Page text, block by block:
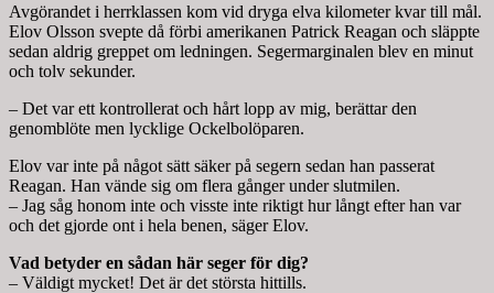
Avgörandet i herrklassen kom vid dryga elva kilometer kvar till mål.
Elov Olsson svepte då förbi amerikanen Patrick Reagan och släppte
sedan aldrig greppet om ledningen. Segermarginalen blev en minut
och tolv sekunder.
– Det var ett kontrollerat och hårt lopp av mig, berättar den
genomblöte men lycklige Ockelbolöparen.
Elov var inte på något sätt säker på segern sedan han passerat
Reagan. Han vände sig om flera gånger under slutmilen.
– Jag såg honom inte och visste inte riktigt hur långt efter han var
och det gjorde ont i hela benen, säger Elov.
Vad betyder en sådan här seger för dig?
– Väldigt mycket! Det är det största hittills.